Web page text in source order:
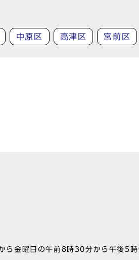
中原区 高津区 宮前区
ら金曜日の午前8時30分から午後5